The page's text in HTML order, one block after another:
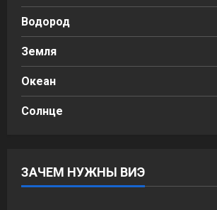
Водород
Земля
Океан
Солнце
ЗАЧЕМ НУЖНЫ ВИЭ